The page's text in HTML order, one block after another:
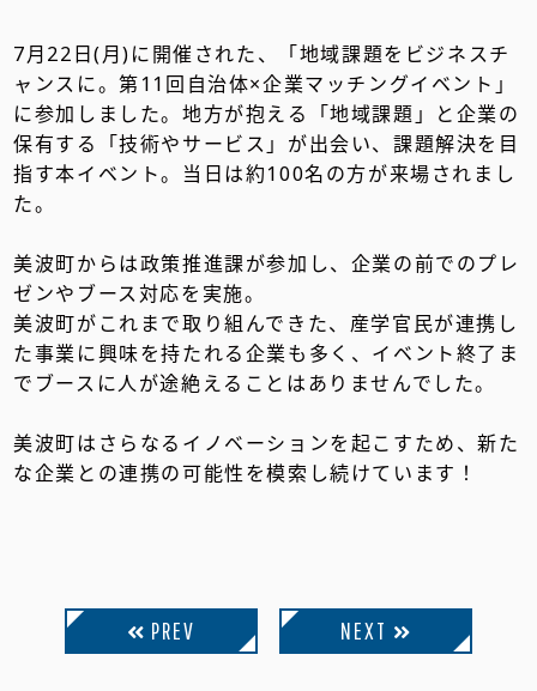
7月22日(月)に開催された、「地域課題をビジネスチ
ャンスに。第11回自治体×企業マッチングイベント」
に参加しました。地方が抱える「地域課題」と企業の
保有する「技術やサービス」が出会い、課題解決を目
指す本イベント。当日は約100名の方が来場されまし
た。
美波町からは政策推進課が参加し、企業の前でのプレ
ゼンやブース対応を実施。
美波町がこれまで取り組んできた、産学官民が連携し
た事業に興味を持たれる企業も多く、イベント終了ま
でブースに人が途絶えることはありませんでした。
美波町はさらなるイノベーションを起こすため、新た
な企業との連携の可能性を模索し続けています！
PREV NEXT